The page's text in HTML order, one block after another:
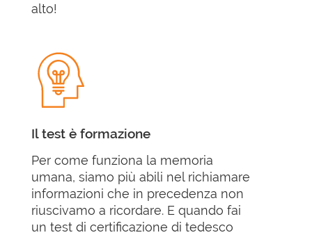
alto!
Il test è formazione
Per come funziona la memoria
umana, siamo più abili nel richiamare
informazioni che in precedenza non
riuscivamo a ricordare. E quando fai
un test di certificazione di tedesco